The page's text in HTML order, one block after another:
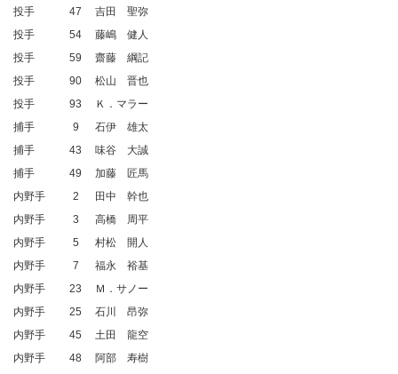
投手
47
吉田 聖弥
投手
54
藤嶋 健人
投手
59
齋藤 綱記
投手
90
松山 晋也
投手
93
Ｋ．マラー
捕手
9
石伊 雄太
捕手
43
味谷 大誠
捕手
49
加藤 匠馬
内野手
2
田中 幹也
内野手
3
高橋 周平
内野手
5
村松 開人
内野手
7
福永 裕基
内野手
23
Ｍ．サノー
内野手
25
石川 昂弥
内野手
45
土田 龍空
内野手
48
阿部 寿樹